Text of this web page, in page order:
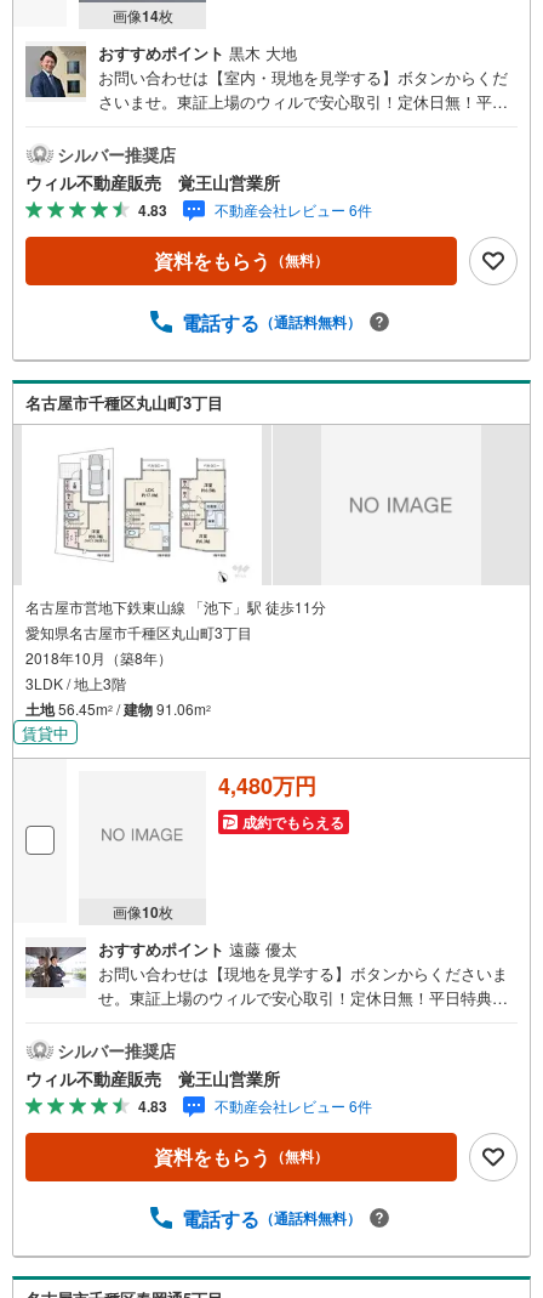
画像14枚
おすすめポイント 黒木 大地
お問い合わせは【室内・現地を見学する】ボタンからくだ
さいませ。東証上場のウィルで安心取引！定休日無！平日
当する専門部署が、あなたの住宅ローンをお手伝い！リフ
ォーム・リノベも併せて相談可能！お子様連れのご家族も
落ち着いてお話ができるよう、キッズスペースを設置して
います。【営業時間 10:00-19:00】（年中無休）上記時間は
お電話が繋がりやすくなっております。ぜひお気軽にご連
絡下さい！＝＝＝＝＝＝＝＝＝＝＝＝＝＝＝■ウィル不動産
＝＝＝＝＝＝＝＝＝＝＝＝＼各居室に二面採光あり/＼吹上
とで広々としたLDKを実現！＼おすすめポイント/■各居室
が6帖以上！収納力もです！■対面キッチンでリビングの様
子を見ながら料理できます！■主寝室にはウォークインクロ
若水中学校まで徒歩21分！
シルバー推奨店
ウィル不動産販売 覚王山営業所
4.83 不動産会社レビュー 6件
資料をもらう （無料）
電話する （通話料無料）
名古屋市千種区丸山町3丁目
名古屋市営地下鉄東山線 「池下」駅 徒歩11分
愛知県名古屋市千種区丸山町3丁目
2018年10月（築8年）
3LDK / 地上3階
土地56.45m2 /建物91.06m2
賃貸中
画像10枚
4,480万円
成約でもらえる
おすすめポイント 遠藤 優太
お問い合わせは【現地を見学する】ボタンからくださいま
せ。東証上場のウィルで安心取引！定休日無！平日特典あ
専門部署が、あなたの住宅ローンをお手伝い！リフォー
ム・リノベも併せて相談可能！お子様連れのご家族も落ち
着いてお話ができるよう、キッズスペースを設置していま
す。【営業時間 10:00-19:00】（年中無休）上記時間はお電
話が繋がりやすくなっております。ぜひお気軽にご連絡下
さい！■地下鉄東山線「池下」駅まで徒歩11分！■ご家族様
■周辺環境は閑静な住宅地！■田代小・城山中学校区！■弊
北摂・名古屋・東京に店舗展開しております。お買い換
え・リフォーム・ローン相談等お住まいに関わることは何
シルバー推奨店
ウィル不動産販売 覚王山営業所
4.83 不動産会社レビュー 6件
資料をもらう （無料）
電話する （通話料無料）